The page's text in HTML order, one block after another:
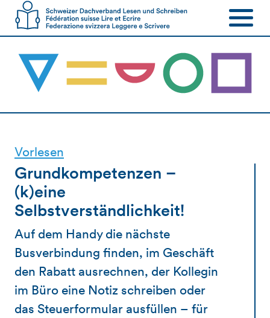
Vorlesen
Grundkompetenzen –
(k)eine
Selbstverständlichkeit!
Auf dem Handy die nächste
Busverbindung finden, im Geschäft
den Rabatt ausrechnen, der Kollegin
im Büro eine Notiz schreiben oder
das Steuerformular ausfüllen – für